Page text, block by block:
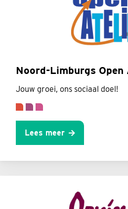
Noord-Limburgs
Jouw groei, ons sociaal doel!
Lees meer